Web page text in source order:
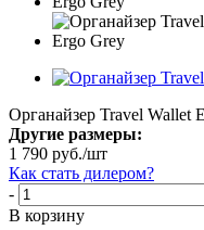
Органайзер Travel Wallet
Другие размеры:
1 790 руб./шт
Как стать дилером?
-
В корзину